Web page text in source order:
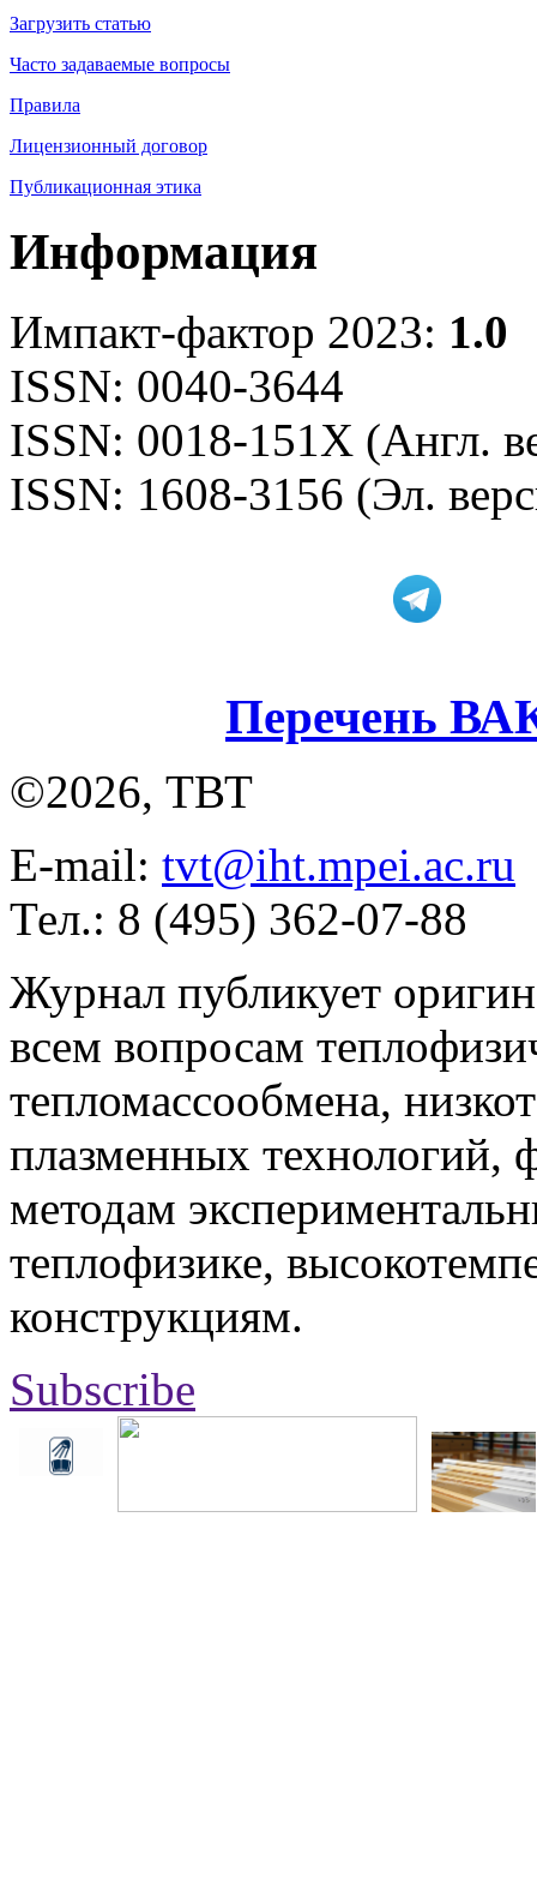
Загрузить статью
Часто задаваемые вопросы
Правила
Лицензионный договор
Публикационная этика
Информация
Импакт-фактор 2023: 1.0
ISSN: 0040-3644
ISSN: 0018-151X (Англ.
ISSN: 1608-3156 (Эл.
Перечень
©2026, ТВТ
E-mail: tvt@iht.mpei.ac.ru
Тел.: 8 (495) 362-07-88
Журнал публикует
всем вопросам
тепломассообмена,
плазменных технологий,
методам
теплофизике,
конструкциям.
Subscribe